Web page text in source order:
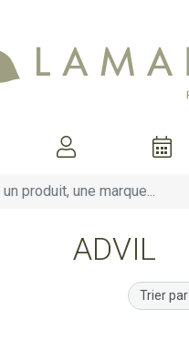
la navigation
ADVIL